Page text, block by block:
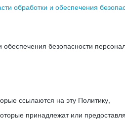
обработки и обеспечения
обеспечения безопасности
ссылаются на эту Политику,
принадлежат или